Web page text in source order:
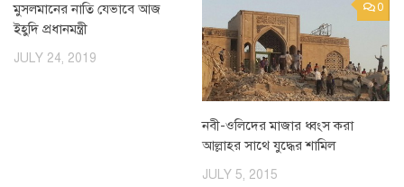
মুসলমানের নাতি যেভাবে আজ
ইহুদি প্রধানমন্ত্রী
JULY 24, 2019
0
নবী-ওলিদের মাজার ধ্বংস করা
আল্লাহর সাথে যুদ্ধের শামিল
JULY 5, 2015